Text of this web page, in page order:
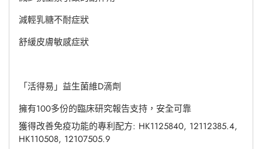
減輕乳糖不耐症狀
舒緩皮膚敏感症狀
「活得易」益生菌維D滴劑
擁有100多份的臨床研究報告支持，安全可靠
獲得改善免疫功能的專利配方: HK1125840, 12112385.4,
HK110508, 12107505.9